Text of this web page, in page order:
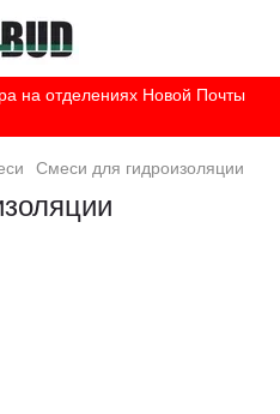
на отделениях Новой Почты
Смеси для гидроизоляции